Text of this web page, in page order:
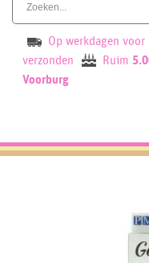
Op werkdagen voor
verzonden
Ruim
Voorburg